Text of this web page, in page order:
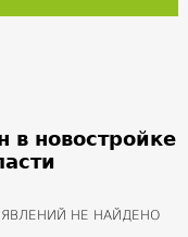
в новостройке
НЕ НАЙДЕНО